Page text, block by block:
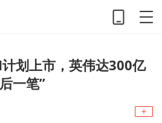
划上市，英伟达300亿
一笔”